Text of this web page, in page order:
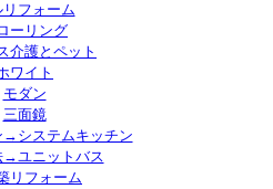
リフォーム
ーリング
介護とペット
ワイト
モダン
三面鏡
→システムキッチン
→ユニットバス
リフォーム